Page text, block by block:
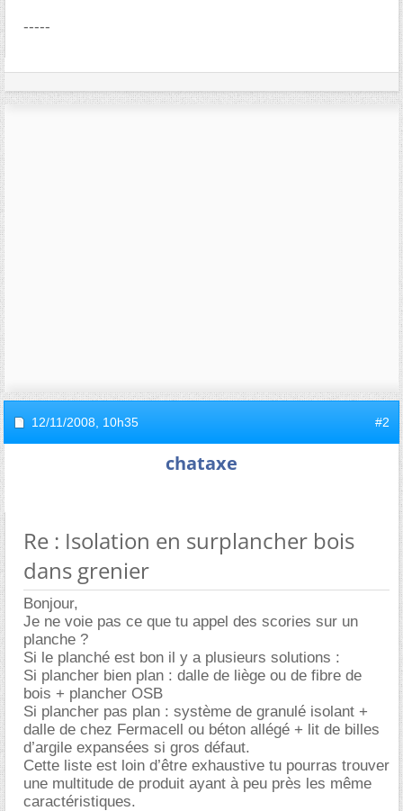
-----
12/11/2008, 10h35 #2
chataxe
Re : Isolation en surplancher bois
dans grenier
Bonjour,
Je ne voie pas ce que tu appel des scories sur un
planche ?
Si le planché est bon il y a plusieurs solutions :
Si plancher bien plan : dalle de liège ou de fibre de
bois + plancher OSB
Si plancher pas plan : système de granulé isolant +
dalle de chez Fermacell ou béton allégé + lit de billes
d’argile expansées si gros défaut.
Cette liste est loin d’être exhaustive tu pourras trouver
une multitude de produit ayant à peu près les même
caractéristiques.